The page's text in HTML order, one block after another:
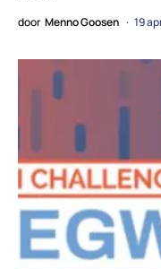
door Menno Goosen 19